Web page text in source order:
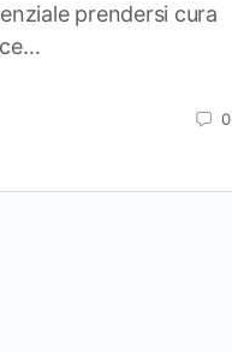
prendersi cura
0